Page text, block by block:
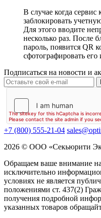
В случае когда сервис
заблокировать
Для этого вводите
несколько раз. После
пароль, появится QR
сфотографировать
Подписаться на новости и
+7 (800) 555-21-04
2026 © ООО «Секьюрити
Обращаем ваше внимание
исключительно
условиях не является
положениями ст. 437(2)
получения подробной
указанных товаров